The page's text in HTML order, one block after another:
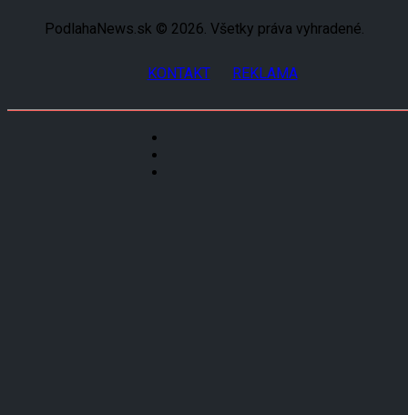
PodlahaNews.sk © 2026. Všetky práva vyhradené.
KONTAKT REKLAMA